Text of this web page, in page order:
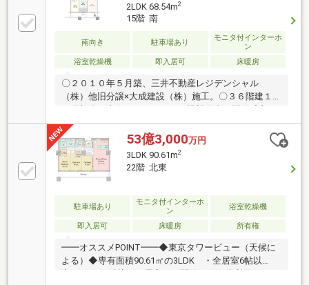
2LDK 68.54m2
15階 南
南向き 駐車場あり
モニタ付インターホ
ン
浴室乾燥機
即入居可 床暖房
〇２０１０年５月築、三井不動産レジデンシャル
（株）他旧分譲×大成建設（株）施工。〇３６階建１
です。〇全居室がバルコニーに面する、明るい居室空
間。〇豊富な収納スペース。足元からお部屋を暖める
床暖房は、ＬＤに設置。〇アウトフレーム工法につ
き、レイアウトしやすい間取。〇タワーレジデンスな
らではの充実したホテルライクな共用施設。〇２４時
ュリティ。〇ペット飼育可能（飼育細則有）。大切な
愛犬愛猫とお住まいになれます。〇売主様、室内丁寧
にお使いの為、室内コンディション良好です。
53億3,000万円
3LDK 90.61m2
22階 北東
駐車場あり
モニタ付インターホ
ン
浴室乾燥機
即入居可 床暖房 所有権
━━オススメPOINT━━◆東京タワービュー（天候に
よる）◆専有面積90.61㎡の3LDK ・全居室6帖以